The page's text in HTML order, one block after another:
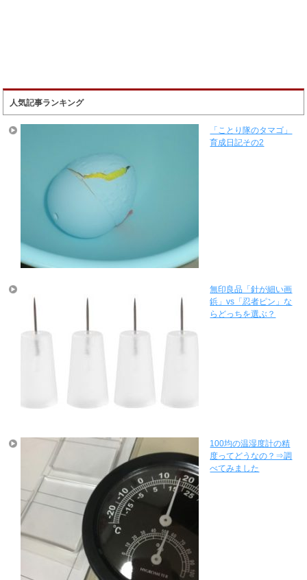
人気記事ランキング
「ことり隊のタマゴ」
育成日記その2
無印良品「針が細い画
鋲」vs「忍者ピン」な
らどっちを選ぶ？
100均の温湿度計の精
度ってどうなの？⇒調
べてみました